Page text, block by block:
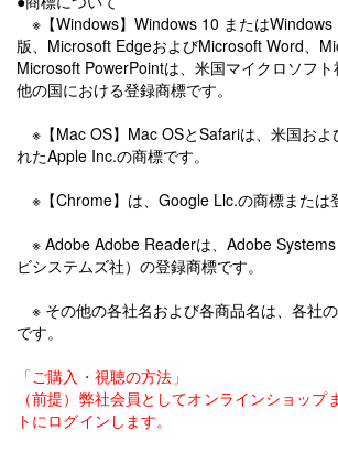
※【Windows】Windows 10 またはWindows
版、Microsoft EdgeおよびMicrosoft Word、
Microsoft PowerPointは、米国マイクロソフ
他の国における登録商標です。
※【Mac OS】Mac OSとSafariは、米国およ
れたApple Inc.の商標です。
※【Chrome】は、Google Llc.の商標または
※ Adobe Adobe Readerは、Adobe
ビシステムズ社）の登録商標です。
※ その他の各社名および各商品名は、各社
です。
「ご購入・視聴の方法」
（前提）弊社会員としてオンラインショップ
トにログインします。